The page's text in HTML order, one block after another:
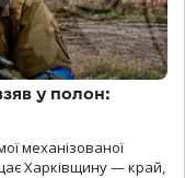
у полон:
механізованої
Харківщину — край,